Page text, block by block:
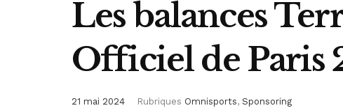
Les balances
Officiel de Paris
21 mai 2024 Rubriques Omnisports, Sponsoring